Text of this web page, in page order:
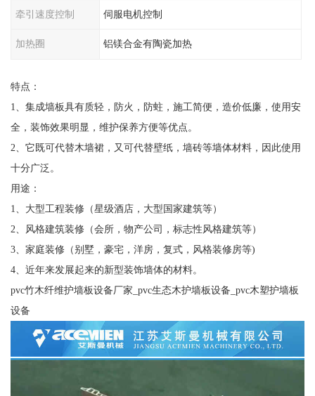
牵引速度控制 伺服电机控制
加热圈 铝镁合金有陶瓷加热
特点：
1、集成墙板具有质轻，防火，防蛀，施工简便，造价低廉，使用安
全，装饰效果明显，维护保养方便等优点。
2、它既可代替木墙裙，又可代替壁纸，墙砖等墙体材料，因此使用
十分广泛。
用途：
1、大型工程装修（星级酒店，大型国家建筑等）
2、风格建筑装修（会所，物产公司，标志性风格建筑等）
3、家庭装修（别墅，豪宅，洋房，复式，风格装修房等)
4、近年来发展起来的新型装饰墙体的材料。
pvc竹木纤维护墙板设备厂家_pvc生态木护墙板设备_pvc木塑护墙板
设备